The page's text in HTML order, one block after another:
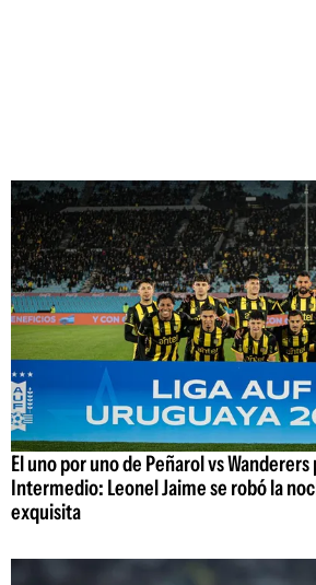
El uno por uno de Peñarol vs
Intermedio: Leonel Jaime se robó la
exquisita